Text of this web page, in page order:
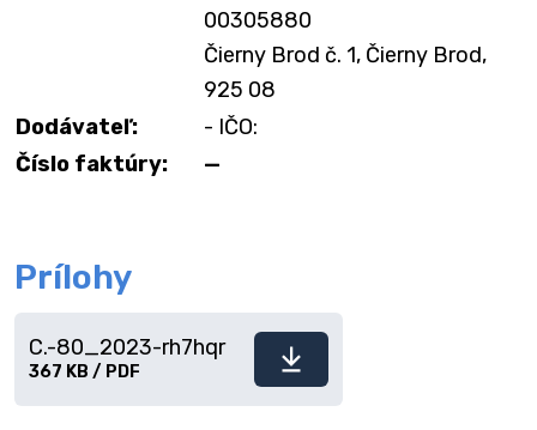
00305880
Čierny Brod č. 1, Čierny Brod,
925 08
Dodávateľ:
- IČO:
Číslo faktúry:
—
Prílohy
Stiahnuť
C.-80_2023-rh7hqr
367 KB / PDF